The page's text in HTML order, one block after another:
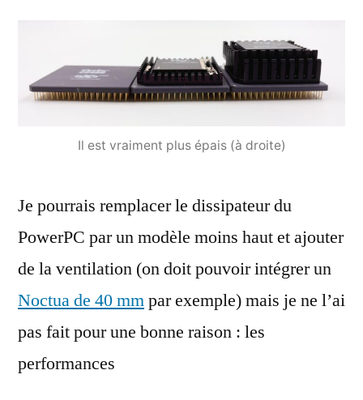
Il est vraiment plus épais (à droite)
Je pourrais remplacer le dissipateur du
PowerPC par un modèle moins haut et ajouter
de la ventilation (on doit pouvoir intégrer un
Noctua de 40 mmpar exemple) mais je ne l’ai
pas fait pour une bonne raison : les
performances